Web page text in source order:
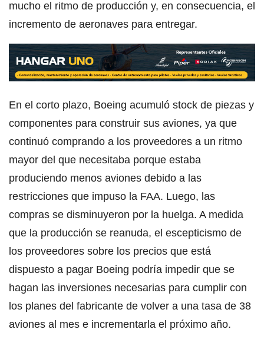
mucho el ritmo de producción y, en consecuencia, el
incremento de aeronaves para entregar.
En el corto plazo, Boeing acumuló stock de piezas y
componentes para construir sus aviones, ya que
continuó comprando a los proveedores a un ritmo
mayor del que necesitaba porque estaba
produciendo menos aviones debido a las
restricciones que impuso la FAA. Luego, las
compras se disminuyeron por la huelga. A medida
que la producción se reanuda, el escepticismo de
los proveedores sobre los precios que está
dispuesto a pagar Boeing podría impedir que se
hagan las inversiones necesarias para cumplir con
los planes del fabricante de volver a una tasa de 38
aviones al mes e incrementarla el próximo año.